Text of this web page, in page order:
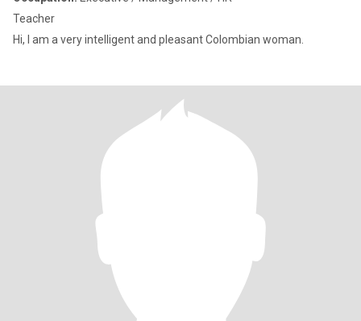
Teacher
Hi, I am a very intelligent and pleasant Colombian woman.